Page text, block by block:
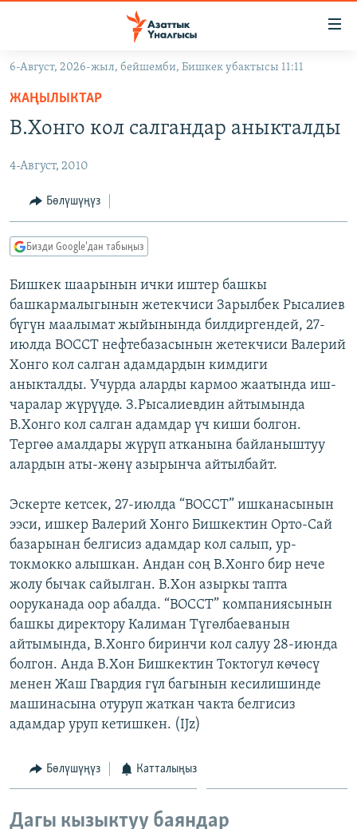
Навигацияга
өтүңүз
Издөөгө
салыңыз
САЯСАТ
ЭКОНОМИКА
ДҮЙНӨ
БОРБОР АЗИЯ
УКРАИНА
АТАЙЫН ИЛИКТӨӨ
БҮГҮН АЗАТТЫКТА
ЭКСПЕРТТЕР ТАЛДАЙТ
БИЗ ЖАНА ДҮЙНӨ
ДАНИСТЕ
ЭЖЕ-СИҢДИЛЕР
АЗАТТЫК+
ЫҢГАЙСЫЗ СУРООЛОР
ПОДКАСТ
ӨЗГӨЧӨ ПИКИР
Русский
ОНЛАЙН ШЕРИНЕ
6-Август, 2026-жыл, бейшемби, Бишкек убактысы 11:11
ЖАҢЫЛЫКТАР
В.Хонго кол салгандар аныкталды
4-Август, 2010
Бөлүшүңүз
Бизди Google'дан табыңыз
Бишкек шаарынын ички иштер башкы
башкармалыгынын жетекчиси Зарылбек Рысалиев
бүгүн маалымат жыйынында билдиргендей, 27-
июлда ВОССТ нефтебазасынын жетекчиси Валерий
Хонго кол салган адамдардын кимдиги
аныкталды. Учурда аларды кармоо жаатында иш-
чаралар жүрүүдө. З.Рысалиевдин айтымында
В.Хонго кол салган адамдар үч киши болгон.
Тергөө амалдары жүрүп атканына байланыштуу
алардын аты-жөнү азырынча айтылбайт.
Эскерте кетсек, 27-июлда “ВОССТ” ишканасынын
ээси, ишкер Валерий Хонго Бишкектин Орто-Сай
базарынан белгисиз адамдар кол салып, ур-
токмокко алышкан. Андан соң В.Хонго бир нече
жолу бычак сайылган. В.Хон азыркы тапта
ооруканада оор абалда. “ВОССТ” компаниясынын
башкы директору Калиман Түгөлбаеванын
айтымында, В.Хонго биринчи кол салуу 28-июнда
болгон. Анда В.Хон Бишкектин Токтогул көчөсү
менен Жаш Гвардия гүл багынын кесилишинде
машинасына отуруп жаткан чакта белгисиз
адамдар уруп кетишкен. (IJz)
Бөлүшүңүз Катталыңыз
Дагы кызыктуу баяндар